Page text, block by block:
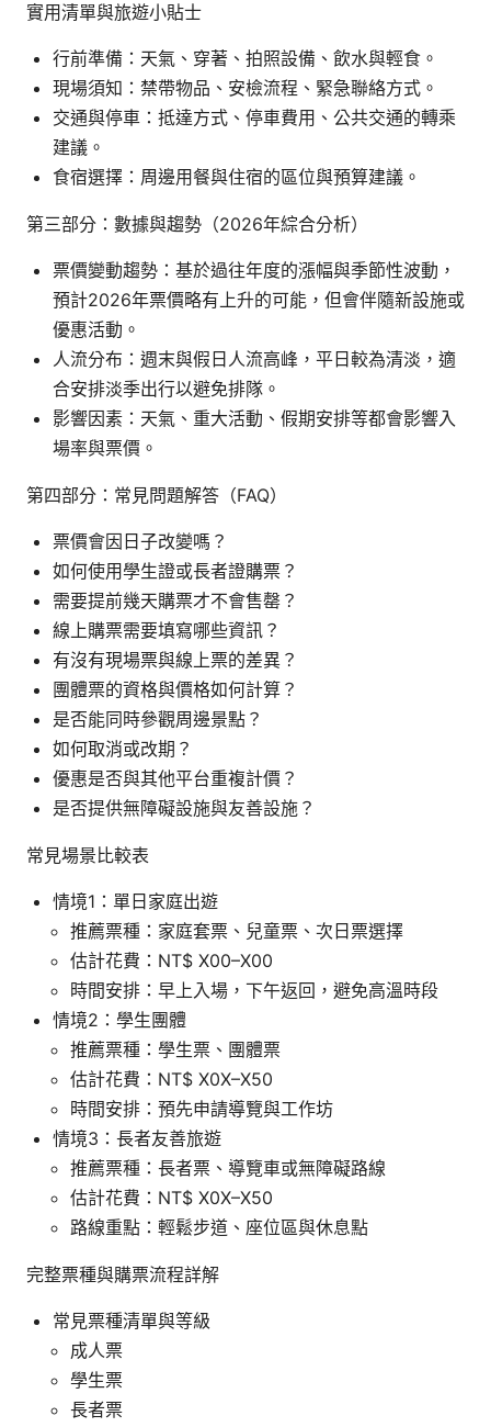
實用清單與旅遊小貼士
行前準備：天氣、穿著、拍照設備、飲水與輕食。
現場須知：禁帶物品、安檢流程、緊急聯絡方式。
交通與停車：抵達方式、停車費用、公共交通的轉乘
建議。
食宿選擇：周邊用餐與住宿的區位與預算建議。
第三部分：數據與趨勢（2026年綜合分析）
票價變動趨勢：基於過往年度的漲幅與季節性波動，
預計2026年票價略有上升的可能，但會伴隨新設施或
優惠活動。
人流分布：週末與假日人流高峰，平日較為清淡，適
合安排淡季出行以避免排隊。
影響因素：天氣、重大活動、假期安排等都會影響入
場率與票價。
第四部分：常見問題解答（FAQ）
票價會因日子改變嗎？
如何使用學生證或長者證購票？
需要提前幾天購票才不會售罄？
線上購票需要填寫哪些資訊？
有沒有現場票與線上票的差異？
團體票的資格與價格如何計算？
是否能同時參觀周邊景點？
如何取消或改期？
優惠是否與其他平台重複計價？
是否提供無障礙設施與友善設施？
常見場景比較表
情境1：單日家庭出遊
推薦票種：家庭套票、兒童票、次日票選擇
估計花費：NT$ X00–X00
時間安排：早上入場，下午返回，避免高溫時段
情境2：學生團體
推薦票種：學生票、團體票
估計花費：NT$ X0X–X50
時間安排：預先申請導覽與工作坊
情境3：長者友善旅遊
推薦票種：長者票、導覽車或無障礙路線
估計花費：NT$ X0X–X50
路線重點：輕鬆步道、座位區與休息點
完整票種與購票流程詳解
常見票種清單與等級
成人票
學生票
長者票